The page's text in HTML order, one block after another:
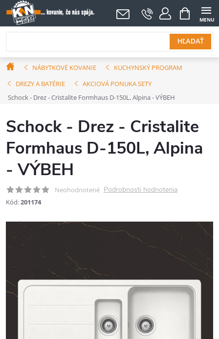
Prejsť
na
obsah
HĽADAŤ
NÁKUPNÝ
KOŠÍK
DomovNÁBYTKOVÉ KOVANIE
KUCHYNSKÝ PROGRAM
DREZY A BATÉRIE
AKCIOVÁ PONUKA SETY
Schock - Drez - Cristalite Formhaus D-150L, Alpina - VÝBEH
Schock - Drez - Cristalite
Formhaus D-150L, Alpina
- VÝBEH
Neohodnotené Podrobnosti hodnotenia
Kód:201174